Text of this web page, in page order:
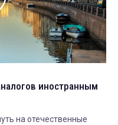
иностранным
на отечественные